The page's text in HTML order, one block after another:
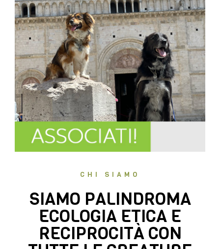
CHI SIAMO
SIAMO PALINDROMA
ECOLOGIA ETICA E
RECIPROCITÀ CON